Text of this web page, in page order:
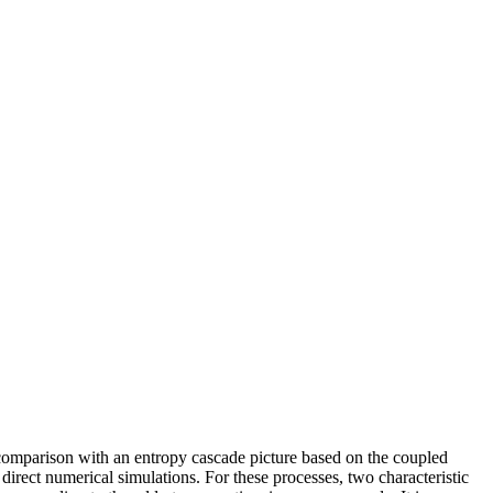
with an entropy cascade picture based on the coupled
numerical simulations. For these processes, two characteristic